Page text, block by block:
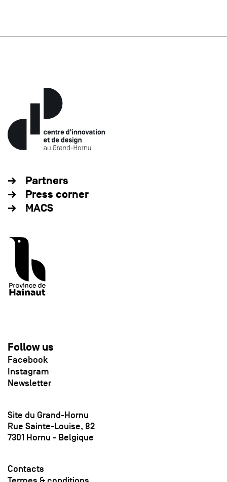
Partners
Press corner
MACS
Follow us
Facebook
Instagram
Newsletter
Site du Grand-Hornu
Rue Sainte-Louise, 82
7301 Hornu - Belgique
Contacts